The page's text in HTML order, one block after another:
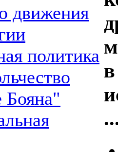
движения
политика
Бояна"